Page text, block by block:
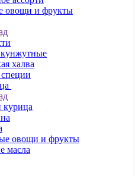
овощи и фрукты
халва
овощи и фрукты
масла